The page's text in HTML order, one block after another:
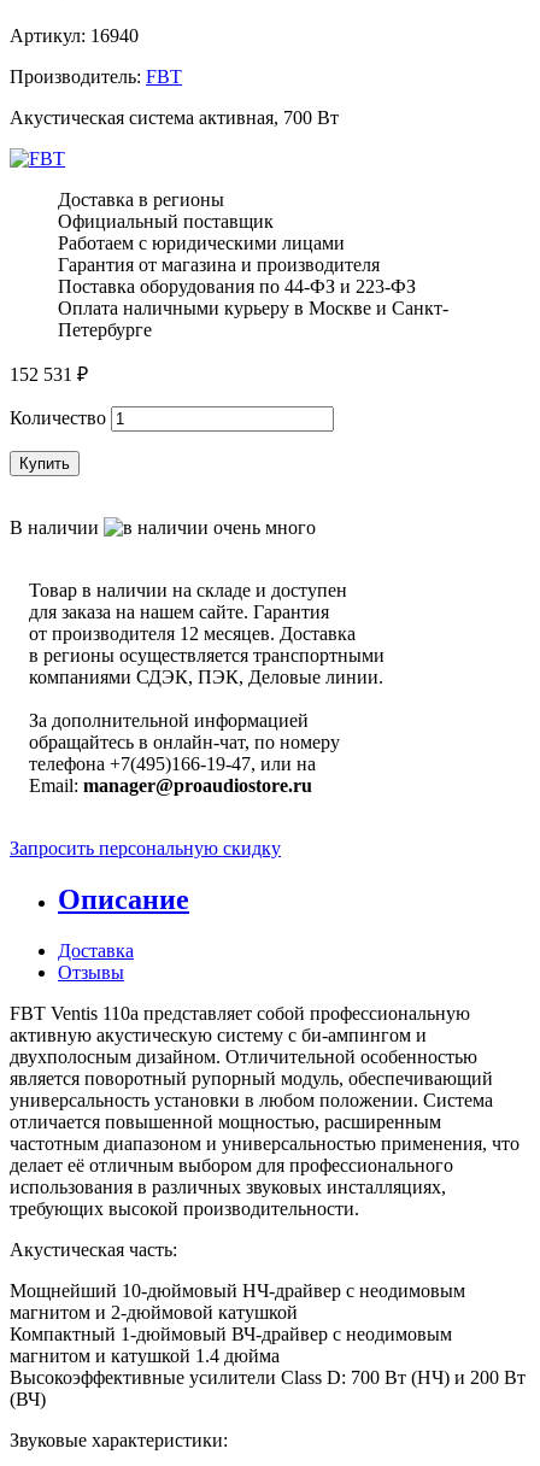
Артикул: 16940
Производитель: FBT
Акустическая система активная, 700 Вт
Доставка в регионы
Официальный поставщик
Работаем с юридическими лицами
Гарантия от магазина и производителя
Поставка оборудования по 44-ФЗ и 223-ФЗ
Оплата наличными курьеру в Москве и Санкт-
Петербурге
152 531 ₽
Количество
Купить
В наличии
Товар в наличии на складе и доступен
для заказа на нашем сайте. Гарантия
от производителя 12 месяцев. Доставка
в регионы осуществляется транспортными
компаниями СДЭК, ПЭК, Деловые линии.
За дополнительной информацией
обращайтесь в онлайн-чат, по номеру
телефона +7(495)166-19-47, или на
Email: manager@proaudiostore.ru
Запросить персональную скидку
Описание
Доставка
Отзывы
FBT Ventis 110a представляет собой профессиональную
активную акустическую систему с би-ампингом и
двухполосным дизайном. Отличительной особенностью
является поворотный рупорный модуль, обеспечивающий
универсальность установки в любом положении. Система
отличается повышенной мощностью, расширенным
частотным диапазоном и универсальностью применения, что
делает её отличным выбором для профессионального
использования в различных звуковых инсталляциях,
требующих высокой производительности.
Акустическая часть:
Мощнейший 10-дюймовый НЧ-драйвер с неодимовым
магнитом и 2-дюймовой катушкой
Компактный 1-дюймовый ВЧ-драйвер с неодимовым
магнитом и катушкой 1.4 дюйма
Высокоэффективные усилители Class D: 700 Вт (НЧ) и 200 Вт
(ВЧ)
Звуковые характеристики: